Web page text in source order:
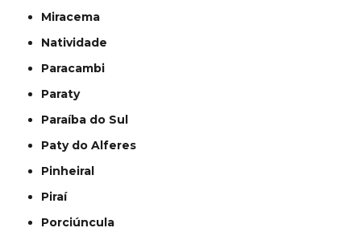
Miracema
Natividade
Paracambi
Paraty
Paraíba do Sul
Paty do Alferes
Pinheiral
Piraí
Porciúncula